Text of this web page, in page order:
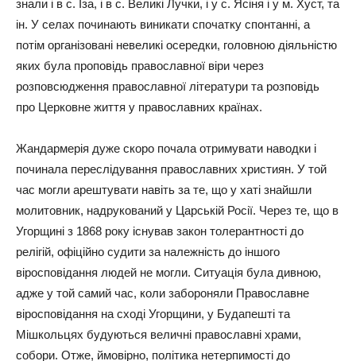
знали і в с. Іза, і в с. Великі Лучки, і у с. Ясіня і у м. Хуст, та
ін. У селах починають виникати спочатку спонтанні, а
потім організовані невеликі осередки, головною діяльністю
яких була проповідь православної віри через
розповсюдження православної літератури та розповідь
про Церковне життя у православних країнах.
Жандармерія дуже скоро почала отримувати наводки і
починала переслідування православних християн. У той
час могли арештувати навіть за те, що у хаті знайшли
молитовник, надрукований у Царській Росії. Через те, що в
Угорщині з 1868 року існував закон толерантності до
релігій, офіційно судити за належність до іншого
віросповідання людей не могли. Ситуація була дивною,
адже у той самий час, коли забороняли Православне
віросповідання на сході Угорщини, у Будапешті та
Мішкольцях будуються величні православні храми,
собори. Отже, ймовірно, політика нетерпимості до